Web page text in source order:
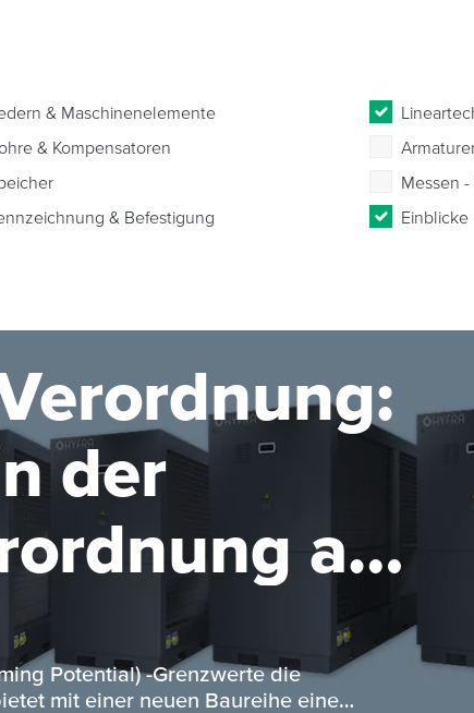
& Maschinenelemente
& Kompensatoren
Messen
& Befestigung Einblicke
der
ab
Potential) -Grenzwerte die
mit einer neuen Baureihe eine…